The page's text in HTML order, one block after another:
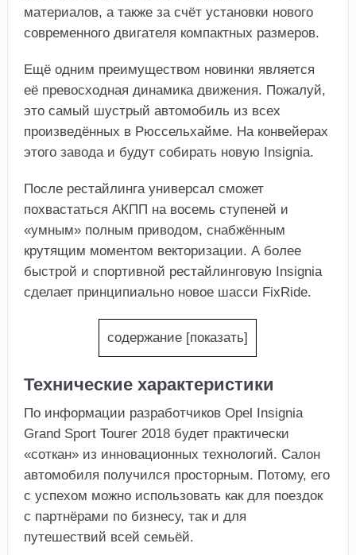
материалов, а также за счёт установки нового
современного двигателя компактных размеров.
Ещё одним преимуществом новинки является
её превосходная динамика движения. Пожалуй,
это самый шустрый автомобиль из всех
произведённых в Рюссельхайме. На конвейерах
этого завода и будут собирать новую Insignia.
После рестайлинга универсал сможет
похвастаться АКПП на восемь ступеней и
«умным» полным приводом, снабжённым
крутящим моментом векторизации. А более
быстрой и спортивной рестайлинговую Insignia
сделает принципиально новое шасси FixRide.
содержание [показать]
Технические характеристики
По информации разработчиков Opel Insignia
Grand Sport Tourer 2018 будет практически
«соткан» из инновационных технологий. Салон
автомобиля получился просторным. Потому, его
с успехом можно использовать как для поездок
с партнёрами по бизнесу, так и для
путешествий всей семьёй.